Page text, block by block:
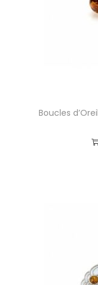
Boucles